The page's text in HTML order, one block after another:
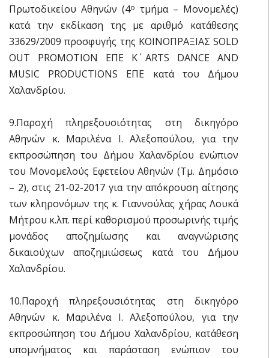
Πρωτοδικείου Αθηνών (4ο τμήμα – Μονομελές)
κατά την εκδίκαση της με αριθμό κατάθεσης
33629/2009 προσφυγής της ΚΟΙΝΟΠΡΑΞΙΑΣ SOLD
OUT PROMOTION ΕΠΕ Κ΄ ARTS DANCE AND
MUSIC PRODUCTIONS ΕΠΕ κατά του Δήμου
Χαλανδρίου.
9.Παροχή πληρεξουσιότητας στη δικηγόρο
Αθηνών κ. Μαριλένα Ι. Αλεξοπούλου, για την
εκπροσώπηση του Δήμου Χαλανδρίου ενώπιον
του Μονομελούς Εφετείου Αθηνών (Τμ. Δημόσιο
– 2), στις 21-02-2017 για την απόκρουση αίτησης
των κληρονόμων της κ. Γιαννούλας χήρας Λουκά
Μήτρου κ.λπ. περί καθορισμού προσωρινής τιμής
μονάδος αποζημίωσης και αναγνώρισης
δικαιούχων αποζημιώσεως κατά του Δήμου
Χαλανδρίου.
10.Παροχή πληρεξουσιότητας στη δικηγόρο
Αθηνών κ. Μαριλένα Ι. Αλεξοπούλου, για την
εκπροσώπηση του Δήμου Χαλανδρίου, κατάθεση
υπομνήματος και παράσταση ενώπιον του